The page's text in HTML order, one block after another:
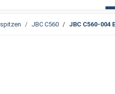
JBC C560 JBC C560-